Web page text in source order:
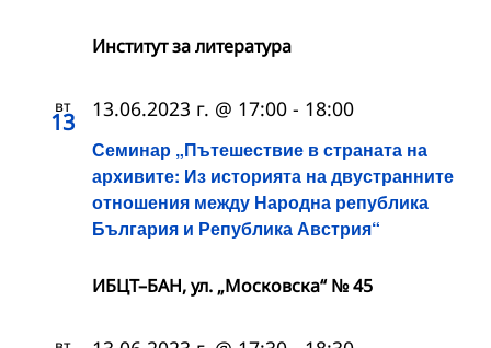
Институт за литература
вт
13
Семинар „Пътешествие в страната на
архивите: Из историята на двустранните
отношения между Народна република
България и Република Австрия“
13.06.2023 г. @ 17:00 - 18:00
ИБЦТ–БАН, ул. „Московска“ № 45